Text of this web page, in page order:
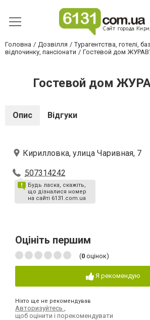
Головна Дозвілля Турагентства, готелі,
відпочинку, пансіонати
Гостевой дом
Гостевой дом
Опис Відгуки
Кирилловка, улица Чаривная, 7
507314242
Будь ласка, скажіть,
що дізналися номер
на сайті 6131.com.ua
Оцініть першим
(0 оцінок)
Я рекомендую
Ніхто ще не рекомендував
Авторизуйтесь
щоб оцінити і порекомендувати